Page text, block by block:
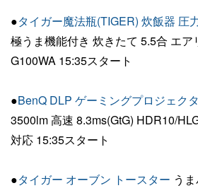
●タイガー魔法瓶(TIGER) 炊飯器 圧
極うま機能付き 炊きたて 5.5合 エ
G100WA 15:35スタート
●BenQ DLP ゲーミングプロジェク
3500lm 高速 8.3ms(GtG) HDR10/
対応 15:35スタート
●タイガー オーブン トースター う